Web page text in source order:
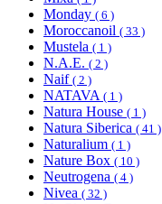
Monday ( 6 )
Moroccanoil ( 33 )
Mustela ( 1 )
N.A.E. ( 2 )
Naif ( 2 )
NATAVA ( 1 )
Natura House ( 1 )
Natura Siberica ( 41 )
Naturalium ( 1 )
Nature Box ( 10 )
Neutrogena ( 4 )
Nivea ( 32 )